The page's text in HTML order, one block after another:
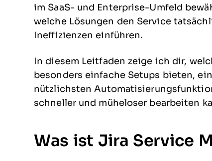
im SaaS- und Enterprise-Umfeld
welche Lösungen den Service
Ineffizienzen einführen.
In diesem Leitfaden zeige ich dir,
besonders einfache Setups bieten,
nützlichsten
schneller und müheloser bearbeiten
Was ist Jira Service